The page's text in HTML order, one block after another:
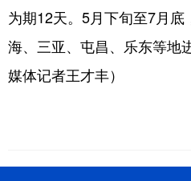
为期12天。5月下旬至7月
海、三亚、屯昌、乐东等地
媒体记者王才丰）